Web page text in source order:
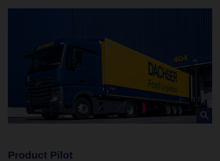
Product Pilot